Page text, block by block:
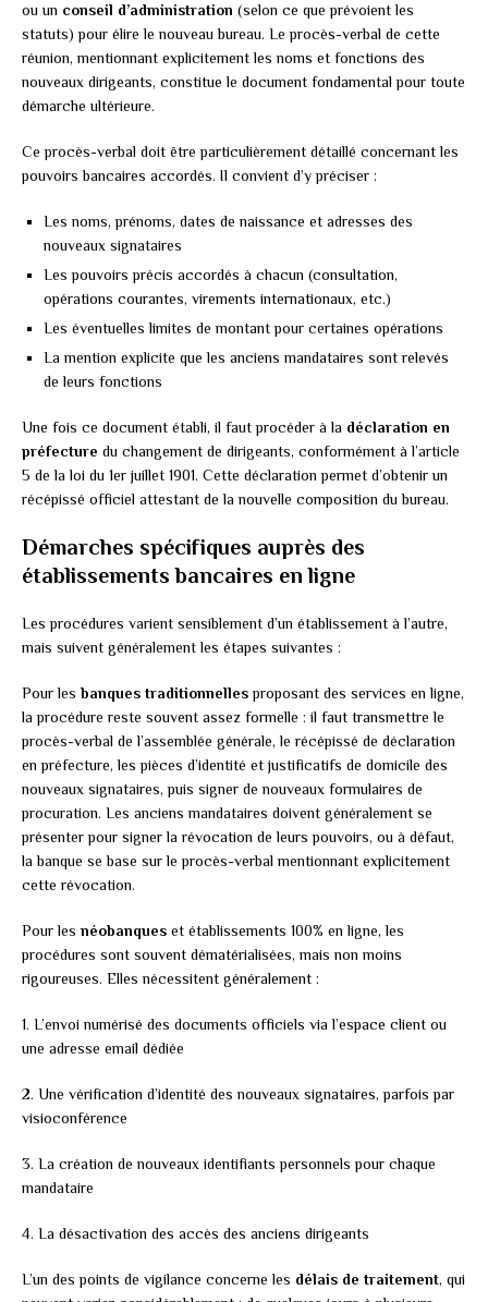
ou un conseil d’administration (selon ce que prévoient les
statuts) pour élire le nouveau bureau. Le procès-verbal de cette
réunion, mentionnant explicitement les noms et fonctions des
nouveaux dirigeants, constitue le document fondamental pour toute
démarche ultérieure.
Ce procès-verbal doit être particulièrement détaillé concernant les
pouvoirs bancaires accordés. Il convient d’y préciser :
Les noms, prénoms, dates de naissance et adresses des
nouveaux signataires
Les pouvoirs précis accordés à chacun (consultation,
opérations courantes, virements internationaux, etc.)
Les éventuelles limites de montant pour certaines opérations
La mention explicite que les anciens mandataires sont relevés
de leurs fonctions
Une fois ce document établi, il faut procéder à la déclaration en
préfecture du changement de dirigeants, conformément à l’article
5 de la loi du 1er juillet 1901. Cette déclaration permet d’obtenir un
récépissé officiel attestant de la nouvelle composition du bureau.
Démarches spécifiques auprès des
établissements bancaires en ligne
Les procédures varient sensiblement d’un établissement à l’autre,
mais suivent généralement les étapes suivantes :
Pour lesbanques traditionnellesproposant des services en ligne,
la procédure reste souvent assez formelle : il faut transmettre le
procès-verbal de l’assemblée générale, le récépissé de déclaration
en préfecture, les pièces d’identité et justificatifs de domicile des
nouveaux signataires, puis signer de nouveaux formulaires de
procuration. Les anciens mandataires doivent généralement se
présenter pour signer la révocation de leurs pouvoirs, ou à défaut,
la banque se base sur le procès-verbal mentionnant explicitement
cette révocation.
Pour les néobanques et établissements 100% en ligne, les
procédures sont souvent dématérialisées, mais non moins
rigoureuses. Elles nécessitent généralement :
1. L’envoi numérisé des documents officiels via l’espace client ou
une adresse email dédiée
2. Une vérification d’identité des nouveaux signataires, parfois par
visioconférence
3. La création de nouveaux identifiants personnels pour chaque
mandataire
4. La désactivation des accès des anciens dirigeants
L’un des points de vigilance concerne les délais de traitement, qui